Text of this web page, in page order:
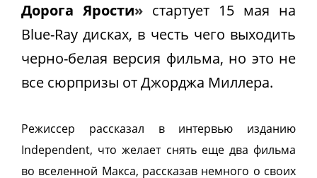
Дорога Ярости» стартует 15 мая на
Blue-Ray дисках, в честь чего выходить
черно-белая версия фильма, но это не
все сюрпризы от Джорджа Миллера.
Режиссер рассказал в интервью изданию
Independent, что желает снять еще два фильма
во вселенной Макса, рассказав немного о своих